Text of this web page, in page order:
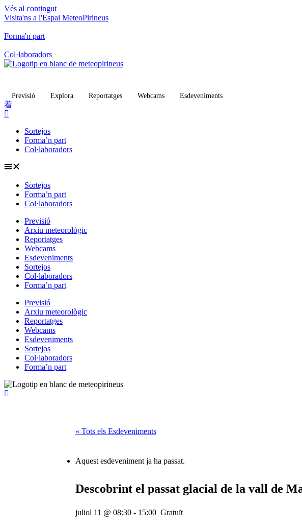
Vés al contingut
Visita'ns a l'Espai MeteoPirineus
Forma'n part
Col·laboradors
Previsió Explora Reportatges Webcams Esdeveniments
Sortejos
Forma’n part
Col·laboradors
Sortejos
Forma’n part
Col·laboradors
Previsió
Arxiu meteorològic
Reportatges
Webcams
Esdeveniments
Sortejos
Col·laboradors
Forma’n part
Previsió
Arxiu meteorològic
Reportatges
Webcams
Esdeveniments
Sortejos
Col·laboradors
Forma’n part
« Tots els Esdeveniments
Aquest esdeveniment ja ha passat.
Descobrint el passat glacial de la vall de
juliol 11 @ 08:30 - 15:00 Gratuït